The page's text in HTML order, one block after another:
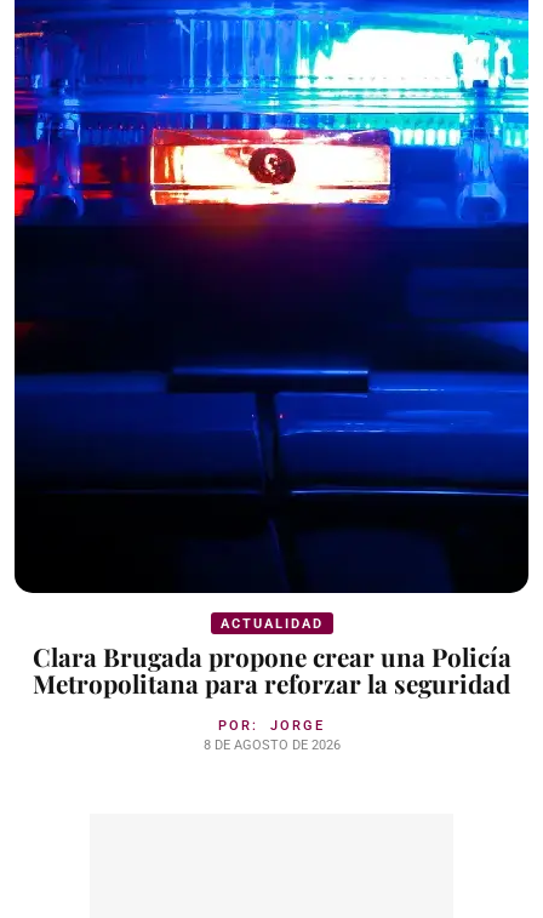
ACTUALIDAD
Clara Brugada propone crear una Policía
Metropolitana para reforzar la seguridad
POR: JORGE
8 DE AGOSTO DE 2026